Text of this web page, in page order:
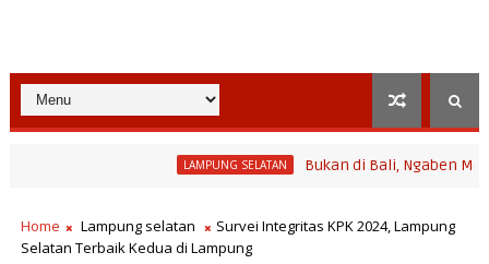
LAMPUNG SELATAN Bukan di Bali, Ngaben Massal
Home Lampung selatan
Survei Integritas KPK 2024, Lampung
Selatan Terbaik Kedua di Lampung